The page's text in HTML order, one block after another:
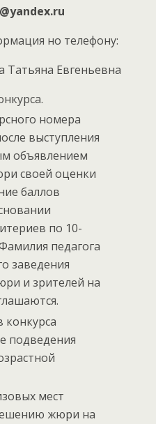
но телефону:
Татьяна Евгеньевна
номера
выступления
объявлением
своей оценки
баллов
по 10-
педагога
заведения
и зрителей на
конкурса
подведения
мест
жюри на